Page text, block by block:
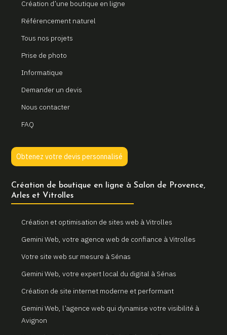
Création d’une boutique en ligne
Référencement naturel
Tous nos projets
Prise de photo
Informatique
Demander un devis
Nous contacter
FAQ
Obtenez votre devis personnalisé
Création de boutique en ligne à Salon de Provence,
Arles et Vitrolles
Création et optimisation de sites web à Vitrolles
Gemini Web, votre agence web de confiance à Vitrolles
Votre site web sur mesure à Sénas
Gemini Web, votre expert local du digital à Sénas
Création de site internet moderne et performant
Gemini Web, l’agence web qui dynamise votre visibilité à
Avignon